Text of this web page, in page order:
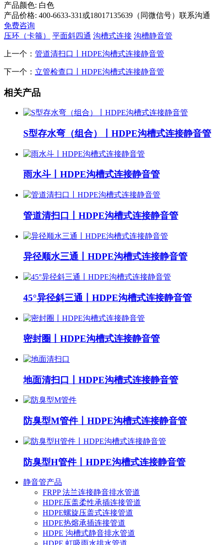
产品颜色: 白色
产品价格: 400-6633-331或18017135639（同微信号）联系沟通
免费咨询
压环（卡箍）
平面斜四通 沟槽式连接 沟槽静音管
上一个： 管道清扫口丨HDPE沟槽式连接静音管
下一个： 立管检查口丨HDPE沟槽式连接静音管
相关产品
S型存水弯（组合）丨HDPE沟槽式连接静音管
雨水斗丨HDPE沟槽式连接静音管
管道清扫口丨HDPE沟槽式连接静音管
异径顺水三通丨HDPE沟槽式连接静音管
45°异径斜三通丨HDPE沟槽式连接静音管
密封圈丨HDPE沟槽式连接静音管
地面清扫口丨HDPE沟槽式连接静音管
防臭型M管件丨HDPE沟槽式连接静音管
防臭型H管件丨HDPE沟槽式连接静音管
静音管产品
FRPP 法兰连接静音排水管道
HDPE压盖柔性承插连接管道
HDPE螺旋压盖式连接管道
HDPE热熔承插连接管道
HDPE 沟槽式静音排水管道